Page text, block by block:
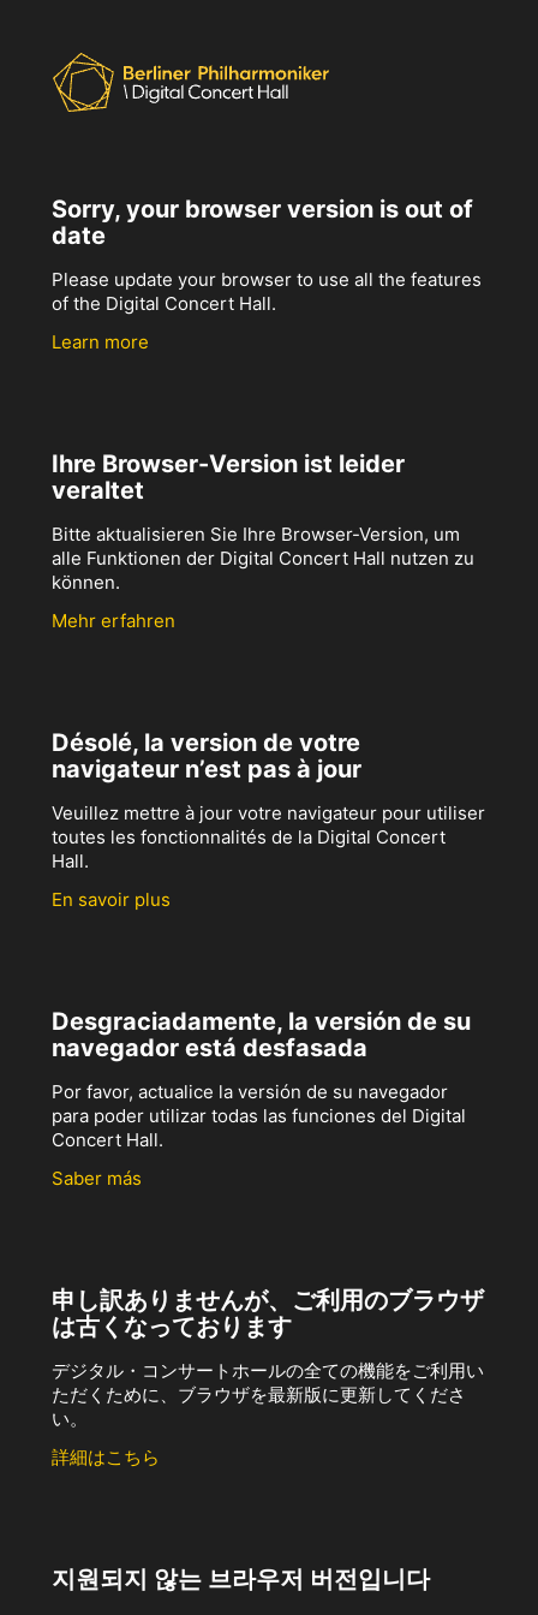
Sorry, your browser version is out of
date
Please update your browser to use all the features
of the Digital Concert Hall.
Learn more
Ihre Browser-Version ist leider
veraltet
Bitte aktualisieren Sie Ihre Browser-Version, um
alle Funktionen der Digital Concert Hall nutzen zu
können.
Mehr erfahren
Désolé, la version de votre
navigateur n’est pas à jour
Veuillez mettre à jour votre navigateur pour utiliser
toutes les fonctionnalités de la Digital Concert
Hall.
En savoir plus
Desgraciadamente, la versión de su
navegador está desfasada
Por favor, actualice la versión de su navegador
para poder utilizar todas las funciones del Digital
Concert Hall.
Saber más
申し訳ありませんが、ご利用のブラウザ
は古くなっております
デジタル・コンサートホールの全ての機能をご利用い
ただくために、ブラウザを最新版に更新してくださ
い。
詳細はこちら
지원되지 않는 브라우저 버전입니다